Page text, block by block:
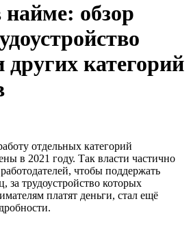
обзор
категорий
отдельных категорий
в 2021 году. Так власти частично
чтобы поддержать
за трудоустройство которых
платят деньги, стал ещё